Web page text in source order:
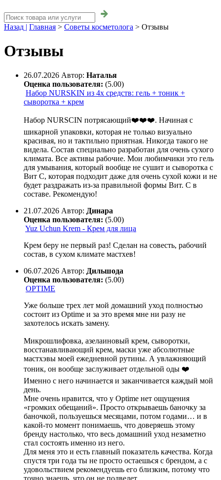
Назад | Главная > Советы косметолога > Отзывы
Отзывы
26.07.2026 Автор: Наталья
Оценка пользователя: (5.00)
Набор NURSKIN из 4х средств: гель + тоник +
сыворотка + крем
Набор NURSCIN потрясающий❤️❤️❤️. Начиная с
шикарной упаковки, которая не только визуально
красивая, но и тактильно приятная. Никогда такого не
видела. Состав специально разработан для очень сухого
климата. Все активы рабочие. Мои любимчики это гель
для умывания, который вообще не сушит и сыворотка с
Вит С, которая подходит даже для очень сухой кожи и не
будет раздражать из-за правильной формы Вит. С в
составе. Рекомендую!
21.07.2026 Автор: Динара
Оценка пользователя: (5.00)
Yuz Uchun Krem - Крем для лица
Крем беру не первый раз! Сделан на совесть, рабочий
состав, в сухом климате мастхев!
06.07.2026 Автор: Дильшода
Оценка пользователя: (5.00)
OPTIME
Уже больше трех лет мой домашний уход полностью
состоит из Optime и за это время мне ни разу не
захотелось искать замену.
Микрошлифовка, азелаиновый крем, сыворотки,
восстанавливающий крем, маски уже абсолютные
мастхэвы моей ежедневной рутины. А увлажняющий
тоник, он вообще заслуживает отдельной оды ❤️
Именно с него начинается и заканчивается каждый мой
день.
Мне очень нравится, что у Optime нет ощущения
«громких обещаний». Просто открываешь баночку за
баночкой, пользуешься месяцами, потом годами… и в
какой-то момент понимаешь, что доверяешь этому
бренду настолько, что весь домашний уход незаметно
стал состоять именно из него.
Для меня это и есть главный показатель качества. Когда
спустя три года ты не просто остаешься с брендом, а с
удовольствием рекомендуешь его близким, потому что
точно знаешь, что он не подведет.